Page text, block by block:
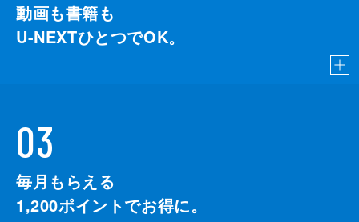
動画も書籍も
U-NEXTひとつでOK。
03
毎月もらえる
1,200ポイントでお得に。